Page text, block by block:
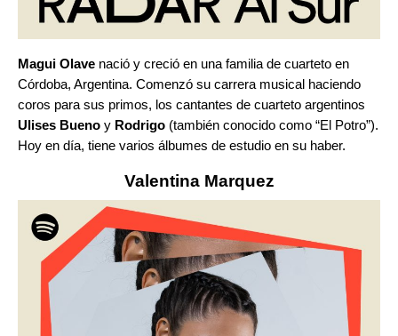
Magui Olave nació y creció en una familia de cuarteto en
Córdoba, Argentina. Comenzó su carrera musical haciendo
coros para sus primos, los cantantes de cuarteto argentinos
Ulises Bueno y Rodrigo (también conocido como “El Potro”).
Hoy en día, tiene varios álbumes de estudio en su haber.
Valentina Marquez